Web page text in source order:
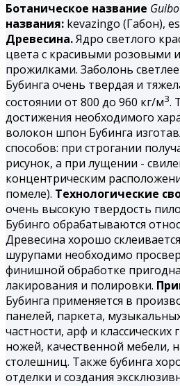
Ботаническое название
названия: kevazingo (Габон),
Древесина.Ядро светлого
цвета с красивыми розовыми
прожилками. Заболонь
Бубинга очень твердая и
состоянии от 800 до 960 кг/м3.
достижения необходимого
волокон шпон Бубинга
способов: при строгании
рисунок, а при лущении -
концентрическим
помеле). Технологические
очень высокую твердость
Бубинго обрабатываются
Древесина хорошо
шурупами необходимо
финишной обработке
лакирования и полировки.
Бубинга применяется в
панелей, паркета,
частности, арф и классических
ножей, качественной мебели,
столешниц. Также бубинга
отделки и создания